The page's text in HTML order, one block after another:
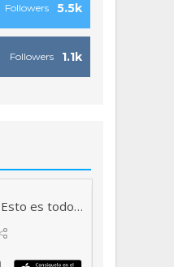
5.5k
Followers
1.1k
Followers